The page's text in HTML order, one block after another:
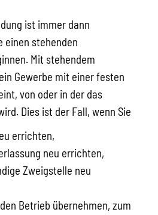
ist immer dann
einen stehenden
Mit stehendem
Gewerbe mit einer festen
von oder in der das
Dies ist der Fall, wenn Sie
errichten,
neu errichten,
Zweigstelle neu
Betrieb übernehmen, zum